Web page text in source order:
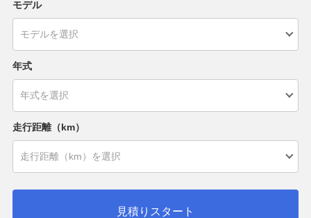
モデル
年式
走行距離（km）
見積りスタート